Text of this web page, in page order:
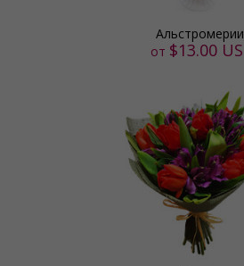
Альстромерии
от $13.00 US